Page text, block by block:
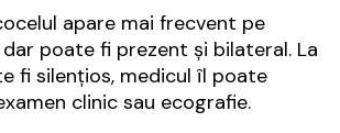
apare mai frecvent pe
poate fi prezent și bilateral. La
fi silențios, medicul îl poate
clinic sau ecografie.